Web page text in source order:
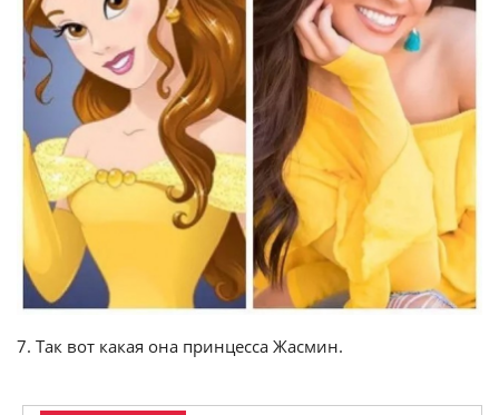
7. Так вот какая она принцесса Жасмин.